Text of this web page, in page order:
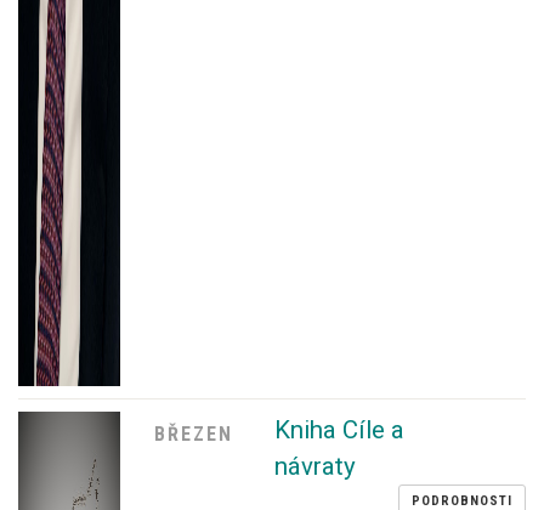
BŘEZEN
Kniha Cíle a
návraty
PODROBNOSTI